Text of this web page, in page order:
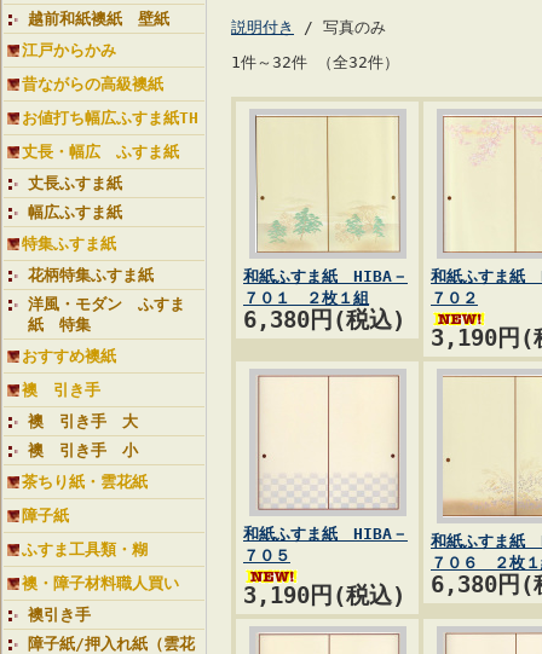
越前和紙襖紙 壁紙
江戸からかみ
昔ながらの高級襖紙
お値打ち幅広ふすま紙TH
丈長・幅広 ふすま紙
丈長ふすま紙
幅広ふすま紙
特集ふすま紙
花柄特集ふすま紙
洋風・モダン ふすま
紙 特集
おすすめ襖紙
襖 引き手
襖 引き手 大
襖 引き手 小
茶ちり紙・雲花紙
障子紙
ふすま工具類・糊
襖・障子材料職人買い
襖引き手
障子紙/押入れ紙（雲花
説明付き
/ 写真のみ
1件～32件 （全32件）
和紙ふすま紙 HIBA－
７０１ ２枚１組
6,380円(税込)
和紙ふすま紙
７０２
3,190円(
和紙ふすま紙 HIBA－
７０５
3,190円(税込)
和紙ふすま紙
７０６ ２枚
6,380円(